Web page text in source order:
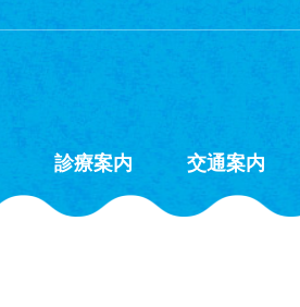
診療案内 交通案内